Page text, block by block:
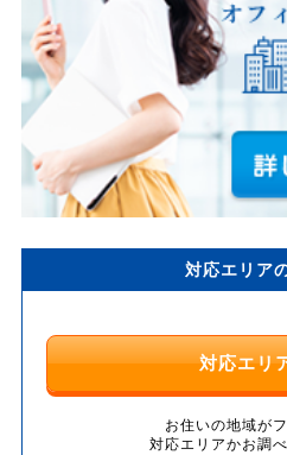
対応エリア
対応エリ
お住いの地域が
対応エリアかお調